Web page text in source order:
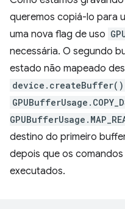
queremos copiá-lo para
uma nova flag de uso
necessária. O segundo
estado não mapeado
device.createBuffer()
destino do primeiro
depois que os
executados.